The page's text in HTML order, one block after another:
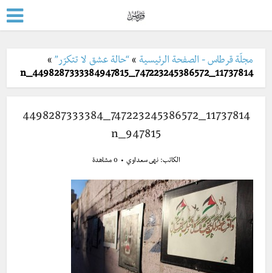
مجلّة قرطاس - الصفحة الرئيسية » “حالة عشق لا تتكرّر” »
11737814_747223245386572_4498287333384947815_n
11737814_747223245386572_4498287333384
947815_n
الكاتب:نهى سعداوي 0 مشاهدة